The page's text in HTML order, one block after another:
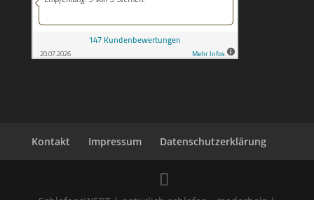
Kontakt Impressum Datenschutzerklärung